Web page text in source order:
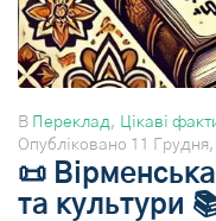
В Переклад, Цікаві
Опубліковано 11
📜
та культури